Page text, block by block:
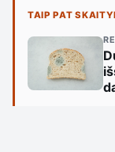
TAIP PAT